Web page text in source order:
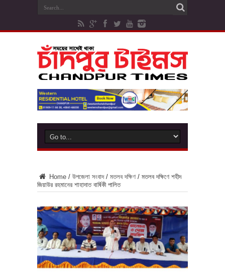
Home / উপজেলা সংবাদ / মতলব দক্ষিণ / মতলব দক্ষিণে শহীদ
জিয়াউর রহমানের শাহাদাত বার্ষিকী পালিত